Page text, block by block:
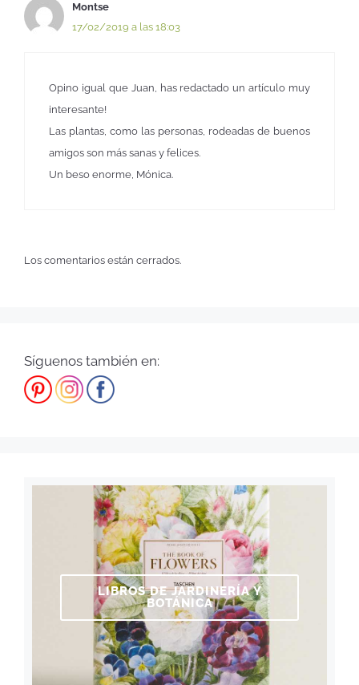
Montse
17/02/2019 a las 18:03
Opino igual que Juan, has redactado un artículo muy
interesante!
Las plantas, como las personas, rodeadas de buenos
amigos son más sanas y felices.
Un beso enorme, Mónica.
Los comentarios están cerrados.
Síguenos también en:
LIBROS DE JARDINERÍA Y
BOTÁNICA